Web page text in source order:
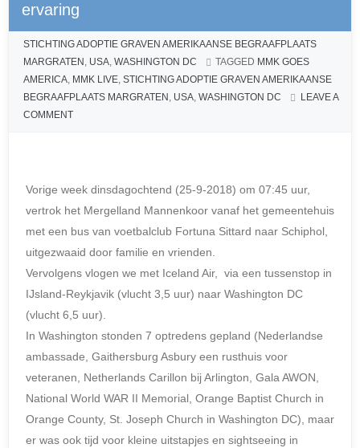
ervaring
STICHTING ADOPTIE GRAVEN AMERIKAANSE BEGRAAFPLAATS
MARGRATEN , USA, WASHINGTON DC TAGGED MMK GOES
AMERICA, MMK LIVE, STICHTING ADOPTIE GRAVEN AMERIKAANSE
BEGRAAFPLAATS MARGRATEN , USA, WASHINGTON DC
LEAVE A
COMMENT
Vorige week dinsdagochtend (25-9-2018) om 07:45 uur,
vertrok het Mergelland Mannenkoor vanaf het gemeentehuis
met een bus van voetbalclub Fortuna Sittard naar Schiphol,
uitgezwaaid door familie en vrienden.
Vervolgens vlogen we met Iceland Air, via een tussenstop in
IJsland-Reykjavik (vlucht 3,5 uur) naar Washington DC
(vlucht 6,5 uur).
In Washington stonden 7 optredens gepland (Nederlandse
ambassade, Gaithersburg Asbury een rusthuis voor
veteranen, Netherlands Carillon bij Arlington, Gala AWON,
National World WAR II Memorial, Orange Baptist Church in
Orange County, St. Joseph Church in Washington DC), maar
er was ook tijd voor kleine uitstapjes en sightseeing in